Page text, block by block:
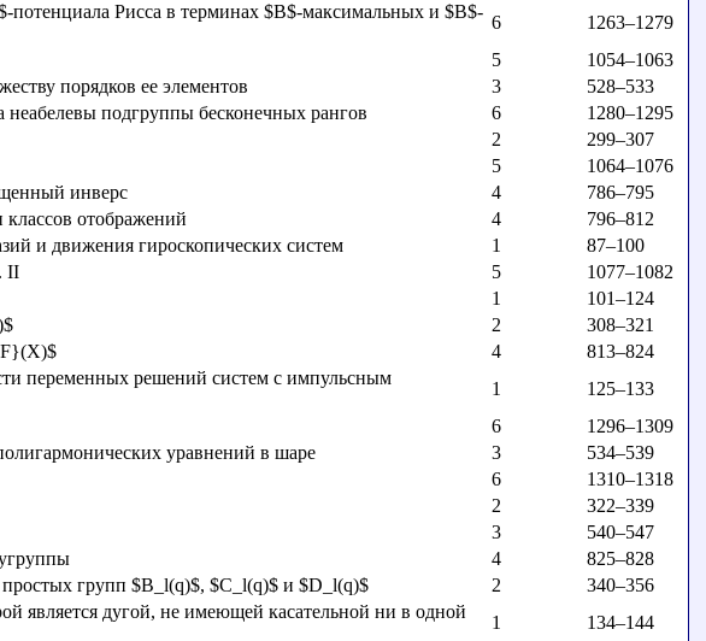
потенциала Рисса в терминах $B$-максимальных и $B$-
6
1263–1279
5
1054–1063
порядков ее элементов 3
528–533
подгруппы бесконечных рангов 6
1280–1295
2
299–307
5
1064–1076
инверс 4
786–795
отображений 4
796–812
и движения гироскопических систем 1
87–100
II 5
1077–1082
1
101–124
2
308–321
F}(X)$ 4
813–824
переменных решений систем с импульсным
1
125–133
6
1296–1309
уравнений в шаре 3
534–539
6
1310–1318
2
322–339
3
540–547
4
825–828
групп $B_l(q)$, $C_l(q)$ и $D_l(q)$ 2
340–356
является дугой, не имеющей касательной ни в одной
1
134–144